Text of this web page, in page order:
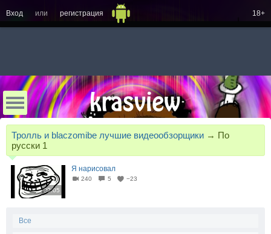
Вход или регистрация 18+
Тролль и blaczomibe лучшие видеообзорщики → По
русски 1
00:05
Я нарисовал
240 5 −23
Все